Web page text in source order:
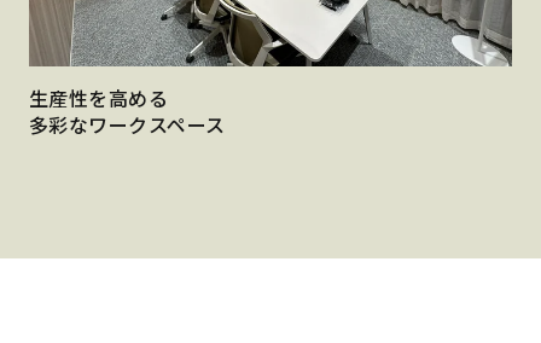
生産性を高める
多彩なワークスペース